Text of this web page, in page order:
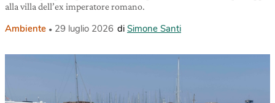
alla villa dell’ex imperatore romano.
Ambiente 29 luglio 2026 di Simone Santi